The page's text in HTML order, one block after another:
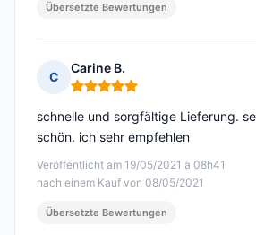
Übersetzte Bewertungen
C
Carine B.
Hinweis: 5 von 5
Veröffentlicht am 19/05/2021 à 08h41
nach einem Kauf von 08/05/2021
schnelle und sorgfältige Lieferung.
schön. ich sehr empfehlen
Übersetzte Bewertungen